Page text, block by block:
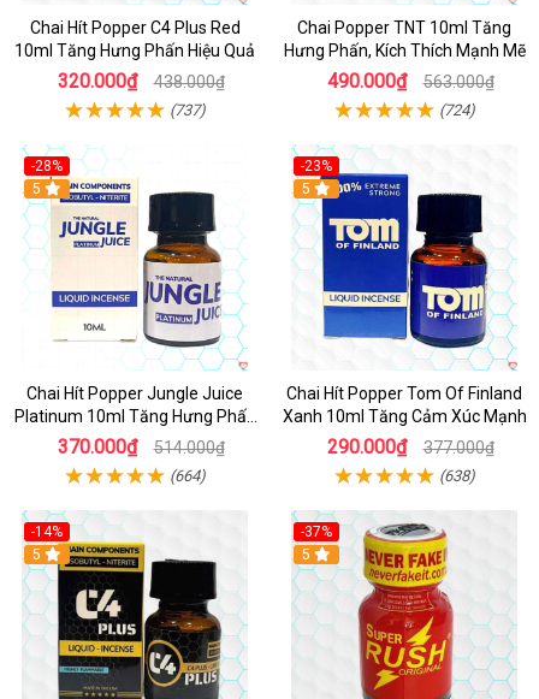
Chai Hít Popper C4 Plus Red
10ml Tăng Hưng Phấn Hiệu Quả
320.000₫ 438.000₫
(737)
Chai Popper TNT 10ml Tăng
Hưng Phấn, Kích Thích Mạnh Mẽ
490.000₫ 563.000₫
(724)
-28%
5
Chai Hít Popper Jungle Juice
Platinum 10ml Tăng Hưng Phấn
Mạnh
370.000₫ 514.000₫
(664)
-23%
5
Chai Hít Popper Tom Of Finland
Xanh 10ml Tăng Cảm Xúc Mạnh
290.000₫ 377.000₫
(638)
-14%
5
-37%
5